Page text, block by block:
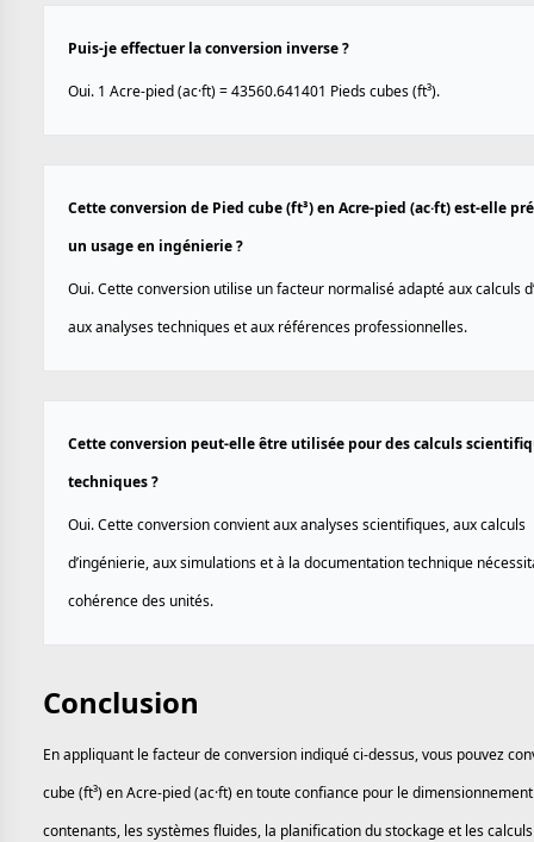
Puis-je effectuer la conversion inverse ?
Oui. 1 Acre-pied (ac·ft) = 43560.641401 Pieds cubes (ft³).
Cette conversion de Pied cube (ft³) en Acre-pied (ac·ft) est-elle
un usage en ingénierie ?
Oui. Cette conversion utilise un facteur normalisé adapté aux calculs
aux analyses techniques et aux références professionnelles.
Cette conversion peut-elle être utilisée pour des calculs
techniques ?
Oui. Cette conversion convient aux analyses scientifiques, aux calculs
d’ingénierie, aux simulations et à la documentation technique
cohérence des unités.
Conclusion
En appliquant le facteur de conversion indiqué ci-dessus, vous pouvez
cube (ft³) en Acre-pied (ac·ft) en toute confiance pour le
contenants, les systèmes fluides, la planification du stockage et les